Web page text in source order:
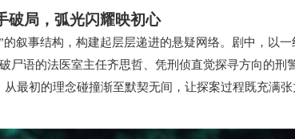
破局，弧光闪耀映初心
的叙事结构，构建起层层递进的悬疑网络。 剧中， 以
尸语的法医室主任齐思哲 凭刑侦直觉探寻方向的刑
最初的理念碰撞渐至默契无间，让探案过程既充满张